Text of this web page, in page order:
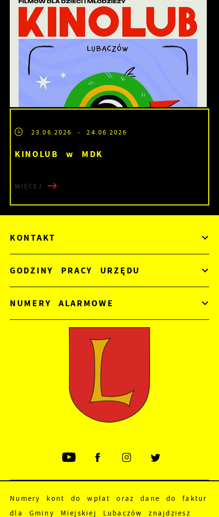
23.06.2026 - 24.06.2026
KINOLUB w MDK
WIĘCEJ
KONTAKT
GODZINY PRACY URZĘDU
NUMERY ALARMOWE
Numery kont do wpłat oraz dane do faktur
dla Gminy Miejskiej Lubaczów znajdziesz